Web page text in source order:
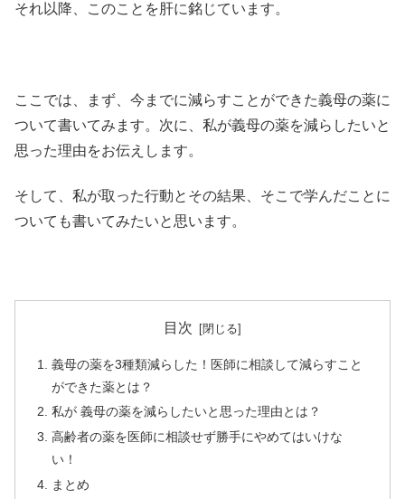
それ以降、このことを肝に銘じています。
ここでは、まず、今までに減らすことができた義母の薬に
ついて書いてみます。次に、私が義母の薬を減らしたいと
思った理由をお伝えします。
そして、私が取った行動とその結果、そこで学んだことに
ついても書いてみたいと思います。
目次
義母の薬を3種類減らした！医師に相談して減らすこと
ができた薬とは？
私が 義母の薬を減らしたいと思った理由とは？
高齢者の薬を医師に相談せず勝手にやめてはいけな
い！
まとめ